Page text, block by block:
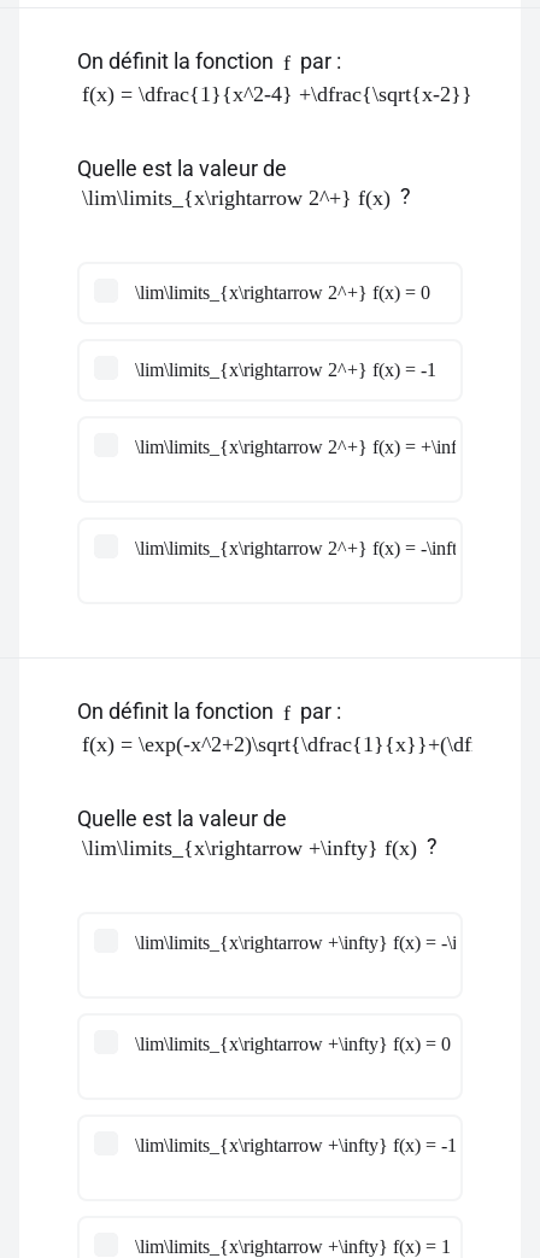
On définit la fonction f par :
f(x) = \dfrac{1}{x^2-4} +\dfrac{\sqrt{x-2}}{x-3}
Quelle est la valeur de
\lim\limits_{x\rightarrow 2^+} f(x) ?
\lim\limits_{x\rightarrow 2^+} f(x) = 0
\lim\limits_{x\rightarrow 2^+} f(x) = -1
\lim\limits_{x\rightarrow 2^+} f(x) = +\infty
\lim\limits_{x\rightarrow 2^+} f(x) = -\infty
On définit la fonction f par :
f(x) = \exp(-
Quelle est la valeur de
\lim\limits_{x\rightarrow +\infty} f(x) ?
\lim\limits_{x\rightarrow +\infty} f(x) = -\infty
\lim\limits_{x\rightarrow +\infty} f(x) = 0
\lim\limits_{x\rightarrow +\infty} f(x) = -1
\lim\limits_{x\rightarrow +\infty} f(x) = 1